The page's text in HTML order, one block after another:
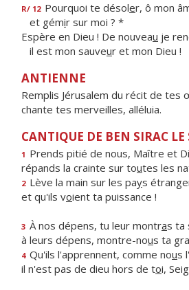
R/ 12 Pourquoi te désoler, ô mon
et gémir sur moi ? *
Espère en Dieu ! De nouveau je
il est mon sauveur et mon Dieu !
ANTIENNE
Remplis Jérusalem du récit de tes
chante tes merveilles, alléluia.
CANTIQUE DE BEN SIRAC LE
1 Prends pitié de nous, Maître et
répands la crainte sur toutes les
2 Lève la main sur les pays
et qu'ils voient ta puissance !
3 À nos dépens, tu leur montras ta
à leurs dépens, montre-nous ta
4 Qu'ils l'apprennent, comme nous
il n'est pas de dieu hors de toi,